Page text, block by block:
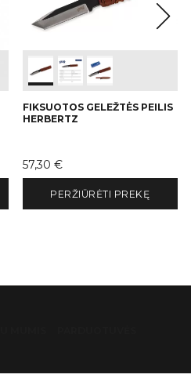
FIKSUOTOS GELEŽTĖS PEILIS
HERBERTZ
Kaina
57,30 €
PERŽIŪRĖTI PREKĘ